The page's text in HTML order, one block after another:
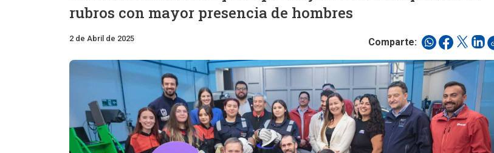
rubros con mayor presencia de hombres
2 de Abril de 2025 Comparte: